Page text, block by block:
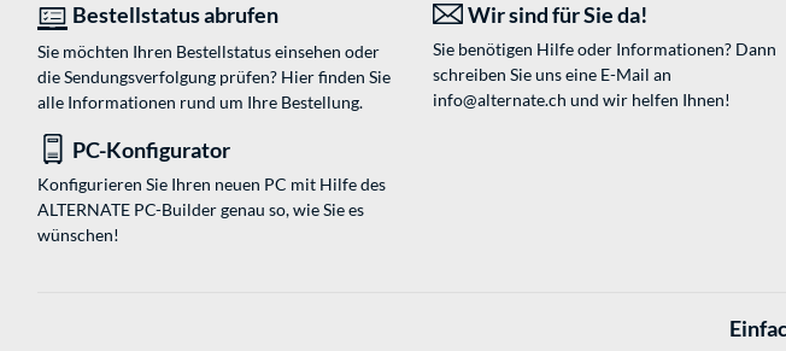
Bestellstatus abrufen
Sie möchten Ihren Bestellstatus einsehen oder
die Sendungsverfolgung prüfen? Hier finden Sie
alle Informationen rund um Ihre Bestellung.
Wir sind für Sie da!
Sie benötigen Hilfe oder Informationen? Dann
schreiben Sie uns eine E-Mail an
info@alternate.ch und wir helfen Ihnen!
PC-Konfigurator
Konfigurieren Sie Ihren neuen PC mit Hilfe des
ALTERNATE PC-Builder genau so, wie Sie es
wünschen!